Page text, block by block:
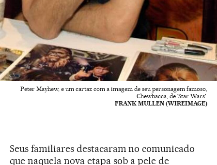
Peter Mayhew, e um cartaz com a imagem de seu personagem famoso,
Chewbacca, de 'Star Wars'.
FRANK MULLEN (WIREIMAGE)
Seus familiares destacaram no comunicado
que naquela nova etapa sob a pele de